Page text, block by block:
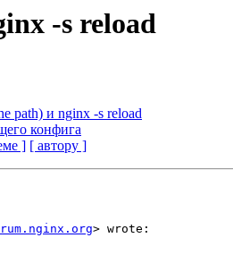
-s reload
path) и nginx -s reload
конфига
] [ автору ]
> wrote: